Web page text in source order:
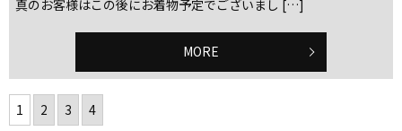
真のお客様はこの後にお着物予定でございまし […]
MORE
1 2 3 4